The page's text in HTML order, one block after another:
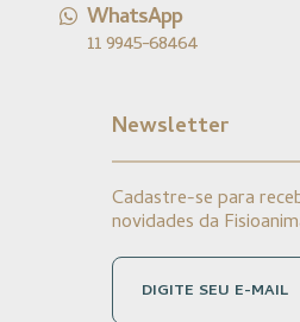
WhatsApp
11 9945-68464
Newsletter
Cadastre-se para
novidades da
DIGITE SEU E-MAIL